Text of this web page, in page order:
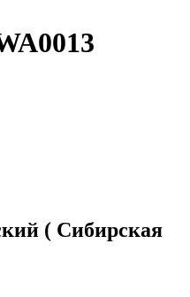
( Сибирская